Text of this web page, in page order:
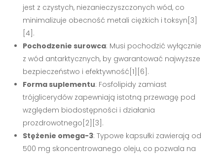
jest z czystych, niezanieczyszczonych wód, co
minimalizuje obecność metali ciężkich i toksyn[3]
[4].
Pochodzenie surowca: Musi pochodzić wyłącznie
z wód antarktycznych, by gwarantować najwyższe
bezpieczeństwo i efektywność[1][6].
Forma suplementu: Fosfolipidy zamiast
trójglicerydów zapewniają istotną przewagę pod
względem biodostępności i działania
prozdrowotnego[2][3].
Stężenie omega-3: Typowe kapsułki zawierają od
500 mg skoncentrowanego oleju, co pozwala na